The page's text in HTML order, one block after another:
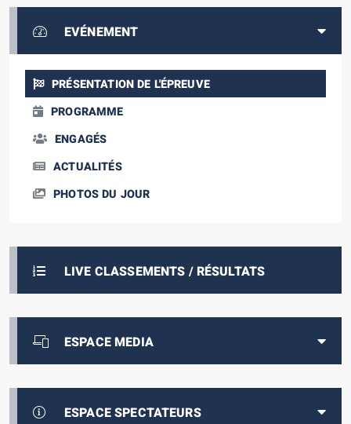
EVÉNEMENT
PRÉSENTATION DE L'ÉPREUVE
PROGRAMME
ENGAGÉS
ACTUALITÉS
PHOTOS DU JOUR
LIVE CLASSEMENTS / RÉSULTATS
ESPACE MEDIA
ESPACE SPECTATEURS